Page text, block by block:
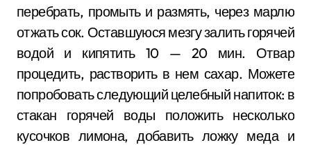
перебрать, промыть и размять, через марлю
отжать сок. Оставшуюся мезгу залить горячей
водой и кипятить 10 — 20 мин. Отвар
процедить, растворить в нем сахар. Можете
попробовать следующий целебный напиток: в
стакан горячей воды положить несколько
кусочков лимона, добавить ложку меда и